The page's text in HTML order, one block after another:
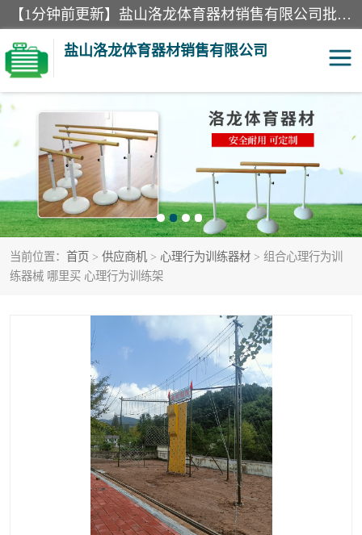
【1分钟前更新】盐山洛龙体育器材销售有限公司批量供应：300米障碍器材、400米障碍器材、部队训练器材、双杠、体操垫、舞蹈把杆等产品。盐山洛龙体育器材销售有限公司经过多年的发展，集研发，生产，销售，售后服务为一体. 奉行“质量，信誉，服务”的宗旨，以开拓创新的精神和真诚守信的态度积极进取。
盐山洛龙体育器材销售有限公司
当前位置： 首页 > 供应商机 > 心理行为训练器材 > 组合心理行为训
练器械 哪里买 心理行为训练架
单双杠 舞蹈把杆
400米障碍器材 体操垫
300米障碍器材 攀爬架
塑胶跑道 400米障碍器材1